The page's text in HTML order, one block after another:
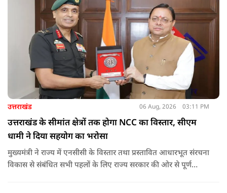
उत्तराखंड 06 Aug, 2026 03:11 PM
उत्तराखंड के सीमांत क्षेत्रों तक होगा NCC का विस्तार, सीएम
धामी ने दिया सहयोग का भरोसा
मुख्यमंत्री ने राज्य में एनसीसी के विस्तार तथा प्रस्तावित आधारभूत संरचना
विकास से संबंधित सभी पहलों के लिए राज्य सरकार की ओर से पूर्ण